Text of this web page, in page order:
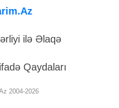
ilə Əlaqə
Qaydaları
2004-2026